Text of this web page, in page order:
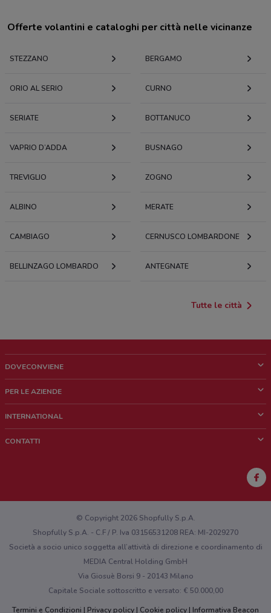
Offerte volantini e cataloghi per città nelle vicinanze
STEZZANO BERGAMO
ORIO AL SERIO CURNO
SERIATE BOTTANUCO
VAPRIO D’ADDA BUSNAGO
TREVIGLIO ZOGNO
ALBINO MERATE
CAMBIAGO CERNUSCO LOMBARDONE
BELLINZAGO LOMBARDO ANTEGNATE
Tutte le città
DOVECONVIENE
Chi siamo
Lavora con noi
PER LE AZIENDE
Richieste commerciali e marketing
INTERNATIONAL
CONTATTI
Hai un malfunzionamento sul web o sull'app?
© Copyright 2026 Shopfully S.p.A.
Shopfully S.p.A. - C.F / P. Iva 03156531208 REA: MI-2029270
Società a socio unico soggetta all’attività di direzione e coordinamento di
MEDIA Central Holding GmbH
Via Giosuè Borsi 9 - 20143 Milano
Capitale Sociale sottoscritto e versato: € 50.000,00
Termini e Condizioni
Privacy policy Cookie policy Informativa Beacon